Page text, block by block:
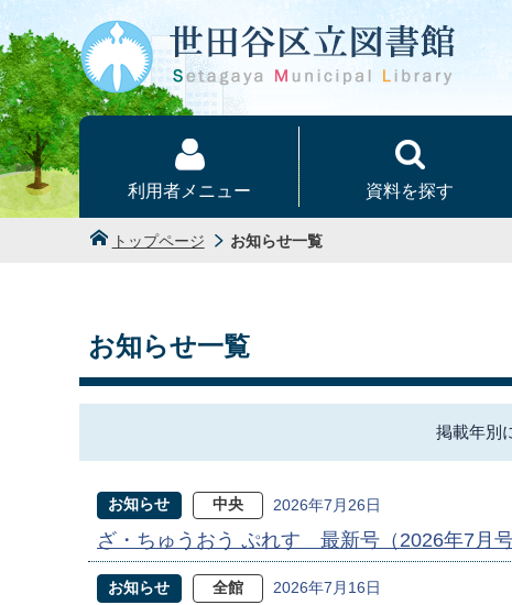
本文へ
利用者メニュー 資料を探す
トップページ お知らせ一覧
お知らせ一覧
掲載年別
お知らせ 中央 2026年7月26日
ざ・ちゅうおう ぷれす 最新号（2026年7月号
お知らせ 全館 2026年7月16日